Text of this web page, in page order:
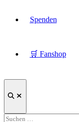
Spenden
🛒 Fanshop
Suche
Suchen